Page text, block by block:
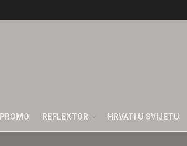
PROMO REFLEKTOR HRVATI U SVIJETU